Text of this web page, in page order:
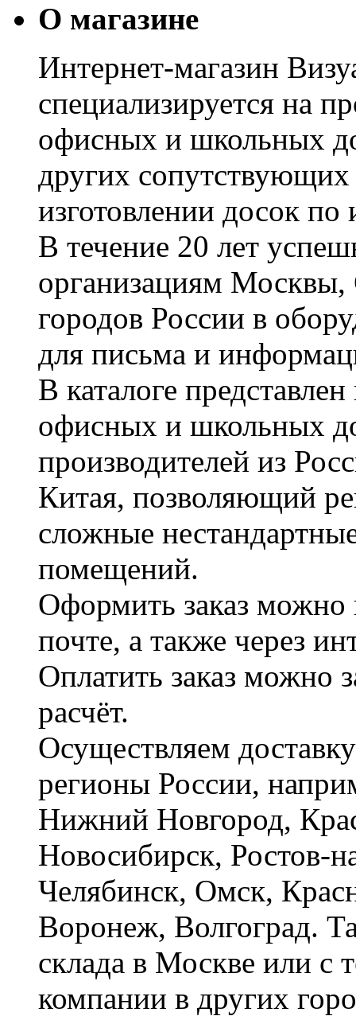
О магазине
Интернет-магазин
специализируется на
офисных и школьных
других сопутствующих
изготовлении досок по
В течение 20 лет
организациям Москвы,
городов России в
для письма и
В каталоге
офисных и школьных
производителей из
Китая, позволяющий
сложные
помещений.
Оформить заказ можно
почте, а также через
Оплатить заказ можно
расчёт.
Осуществляем
регионы России,
Нижний Новгород,
Новосибирск, Ростов-
Челябинск, Омск,
Воронеж, Волгоград.
склада в Москве или с
компании в других